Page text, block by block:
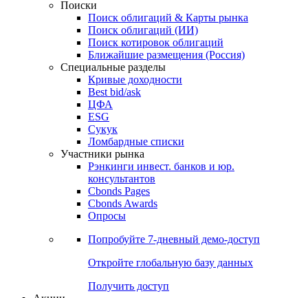
ежеквартальный аналитический журнал
Облигации
Поиски
Поиск облигаций & Карты рынка
Поиск облигаций (ИИ)
Поиск котировок облигаций
Ближайшие размещения (Россия)
Специальные разделы
Кривые доходности
Best bid/ask
ЦФА
ESG
Сукук
Ломбардные списки
Участники рынка
Рэнкинги инвест. банков и юр.
Cbonds Pages
Опросы
Попробуйте7-дневный